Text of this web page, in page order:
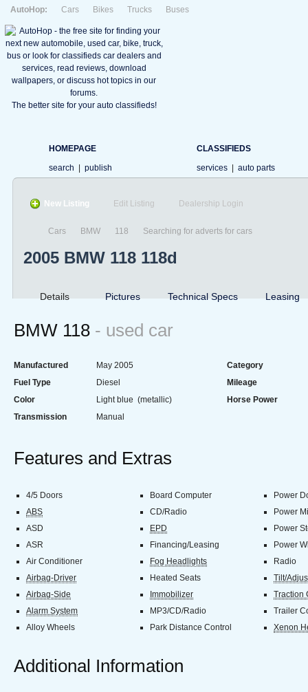
AutoHop: Cars Bikes Trucks Buses
The better site for your auto classifieds!
HOMEPAGE
search
publish
CLASSIFIEDS
services
auto parts
New Listing Edit Listing Dealership Login
Cars BMW 118 Searching for adverts for cars
2005 BMW 118 118d
Details Pictures Technical Specs Leasing
BMW 118 - used car
Manufactured May 2005
Category
Fuel Type
Diesel
Mileage
Color
Light blue (metallic)
Horse Power
Transmission
Manual
Features and Extras
4/5 Doors Board Computer
Power
ABS
CD/Radio
Power
ASD
EPD
Power
ASR
Financing/Leasing
Power
Air Conditioner
Fog Headlights
Radio
Airbag-Driver
Heated Seats
Tilt/
Airbag-Side
Immobilizer
Traction
Alarm System
MP3/CD/Radio
Trailer
Alloy Wheels
Park Distance Control Xenon
Additional Information